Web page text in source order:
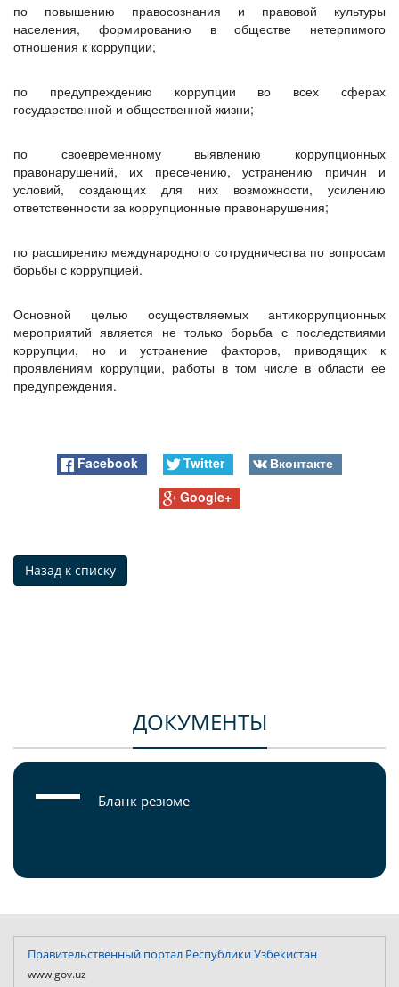
по повышению правосознания и правовой культуры
населения, формированию в обществе нетерпимого
отношения к коррупции;
по предупреждению коррупции во всех сферах
государственной и общественной жизни;
по своевременному выявлению коррупционных
правонарушений, их пресечению, устранению причин и
условий, создающих для них возможности, усилению
ответственности за коррупционные правонарушения;
по расширению международного сотрудничества по вопросам
борьбы с коррупцией.
Основной целью осуществляемых антикоррупционных
мероприятий является не только борьба с последствиями
коррупции, но и устранение факторов, приводящих к
проявлениям коррупции, работы в том числе в области ее
предупреждения.
Facebook Twitter
Вконтакте
Google+
Назад к списку
ДОКУМЕНТЫ
Бланк резюме
Правительственный портал Республики Узбекистан
www.gov.uz